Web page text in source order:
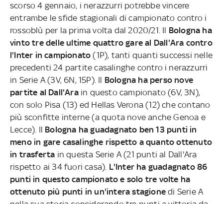
scorso 4 gennaio, i nerazzurri potrebbe vincere
entrambe le sfide stagionali di campionato contro i
rossoblù per la prima volta dal 2020/21. Il Bologna ha
vinto tre delle ultime quattro gare al Dall'Ara contro
l'Inter in campionato (1P), tanti quanti successi nelle
precedenti 24 partite casalinghe contro i nerazzurri
in Serie A (3V, 6N, 15P). Il Bologna ha perso nove
partite al Dall'Arain questo campionato (6V, 3N),
con solo Pisa (13) ed Hellas Verona (12) che contano
più sconfitte interne (a quota nove anche Genoa e
Lecce). Il Bologna ha guadagnato ben 13 punti in
meno in gare casalinghe rispetto a quanto ottenuto
in trasferta in questa Serie A (21 punti al Dall'Ara
rispetto ai 34 fuori casa). L'Inter ha guadagnato 86
punti in questo campionato e solo tre volte ha
ottenuto più punti in un'intera stagione di Serie A